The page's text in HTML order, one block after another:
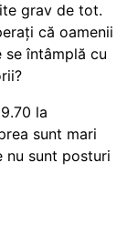
grav de tot.
că oamenii
se întâmplă cu
la
sunt mari
nu sunt posturi